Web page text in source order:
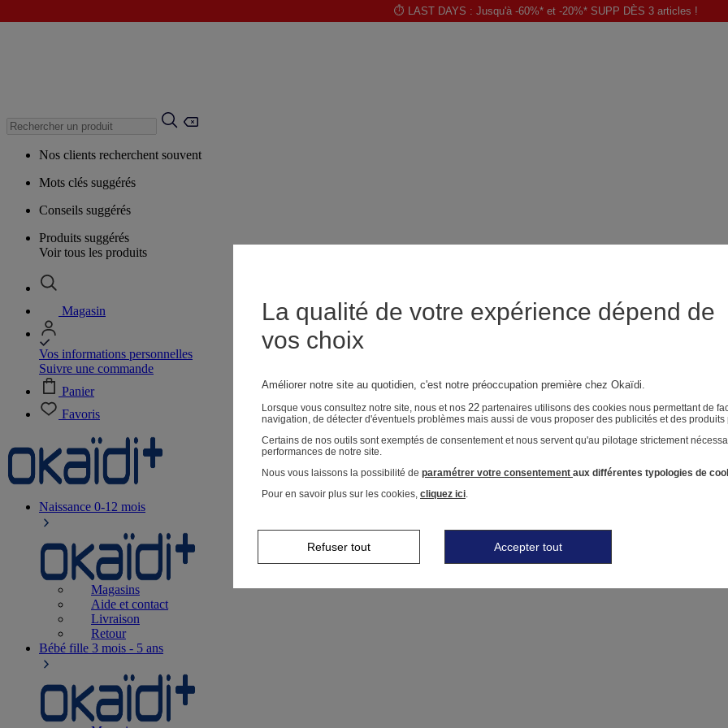
⏱️ LAST DAYS : Jusqu'à -60%* et -20%* SUPP DÈS 3 articles !
Nos clients recherchent souvent
Mots clés suggérés
Conseils suggérés
Produits suggérés
Voir tous les produits
Magasin
Vos informations personnelles
Suivre une commande
Panier
Favoris
Naissance 0-12 mois
Magasins
Aide et contact
Livraison
Retour
Bébé fille 3 mois - 5 ans
La qualité de votre expérience dépend de
vos choix
Améliorer notre site au quotidien, c'est notre préoccupation première chez Okaïdi.
Lorsque vous consultez notre site, nous et nos 22 partenaires utilisons des cookies nous permettant de
navigation, de détecter d'éventuels problèmes mais aussi de vous proposer des publicités et des
Certains de nos outils sont exemptés de consentement et nous servent qu'au pilotage strictement
performances de notre site.
Nous vous laissons la possibilité de paramétrer votre consentement aux différentes typologies de
Pour en savoir plus sur les cookies, cliquez ici.
Refuser tout Accepter tout